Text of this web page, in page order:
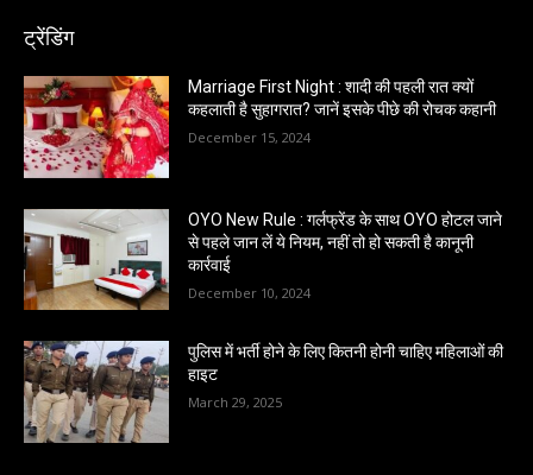
ट्रेंडिंग
Marriage First Night : शादी की पहली रात क्यों
कहलाती है सुहागरात? जानें इसके पीछे की रोचक कहानी
December 15, 2024
OYO New Rule : गर्लफ्रेंड के साथ OYO होटल जाने
से पहले जान लें ये नियम, नहीं तो हो सकती है कानूनी
कार्रवाई
December 10, 2024
पुलिस में भर्ती होने के लिए कितनी होनी चाहिए महिलाओं की
हाइट
March 29, 2025